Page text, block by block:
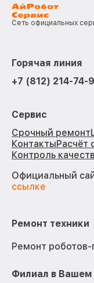
Сеть официальных
Горячая линия
+7 (812) 214-74-
Сервис
Срочный ремонт
КонтактыРасчёт
Контроль
Официальный
ссылке
Ремонт техники
Ремонт
Филиал в Вашем